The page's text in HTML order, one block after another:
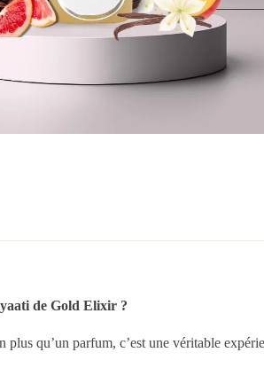
de Gold Elixir ?
qu’un parfum, c’est une véritable